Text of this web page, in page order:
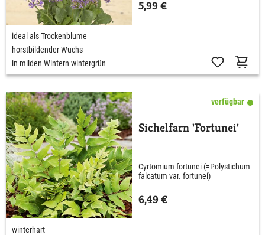
5,99 €
ideal als Trockenblume
horstbildender Wuchs
in milden Wintern wintergrün
verfügbar
Sichelfarn 'Fortunei'
Cyrtomium fortunei (=Polystichum
falcatum var. fortunei)
6,49 €
winterhart